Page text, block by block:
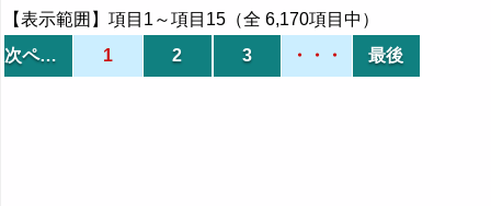
【表示範囲】項目1～項目15（全 6,170項目中）
次ページ
1 2 3 ・・・ 最後